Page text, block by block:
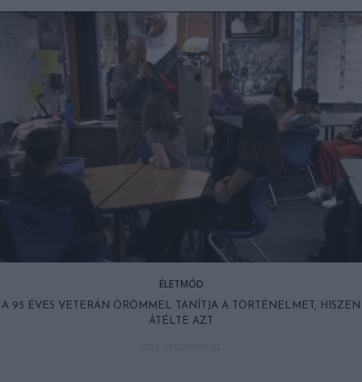
ÉLETMÓD
A 95 ÉVES VETERÁN ÖRÖMMEL TANÍTJA A TÖRTÉNELMET, HISZEN
ÁTÉLTE AZT